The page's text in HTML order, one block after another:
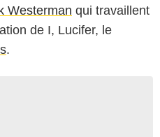
Westerman qui travaillent
de I, Lucifer, le
.